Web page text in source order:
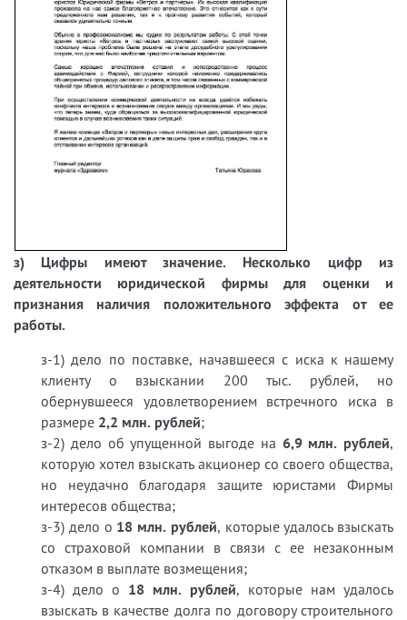
з) Цифры имеют значение. Несколько цифр из
деятельности юридической фирмы для оценки и
признания наличия положительного эффекта от ее
работы.
з-1) дело по поставке, начавшееся с иска к нашему
клиенту о взыскании 200 тыс. рублей, но
обернувшееся удовлетворением встречного иска в
размере 2,2 млн. рублей;
з-2) дело об упущенной выгоде на 6,9 млн. рублей,
которую хотел взыскать акционер со своего общества,
но неудачно благодаря защите юристами Фирмы
интересов общества;
з-3) дело о 18 млн. рублей, которые удалось взыскать
со страховой компании в связи с ее незаконным
отказом в выплате возмещения;
з-4) дело о 18 млн. рублей, которые нам удалось
взыскать в качестве долга по договору строительного